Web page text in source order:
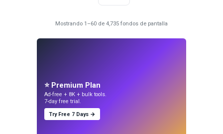
Mostrando 1–60 de 4,735 fondos de pantalla
⭐ Premium Plan
Ad-free + 8K + bulk tools.
7-day free trial.
Try Free 7 Days →